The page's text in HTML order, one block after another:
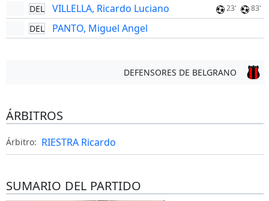
DEL VILLELLA, Ricardo Luciano 23' 83'
DEL PANTO, Miguel Angel
DEFENSORES DE BELGRANO
ÁRBITROS
Árbitro: RIESTRA Ricardo
SUMARIO DEL PARTIDO